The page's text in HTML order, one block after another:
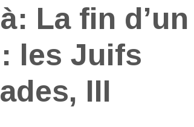
La fin d’un
les Juifs
III